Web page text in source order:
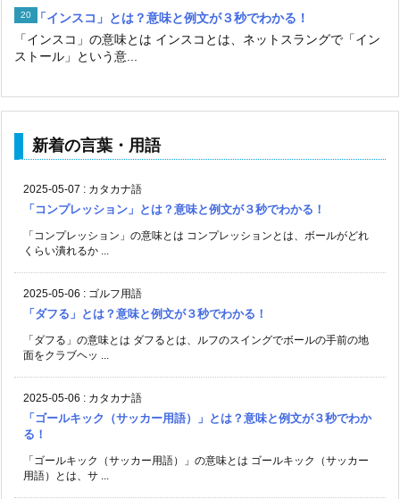
「インスコ」とは？意味と例文が３秒でわかる！
「インスコ」の意味とは インスコとは、ネットスラングで「イン
ストール」という意...
新着の言葉・用語
2025-05-07 : カタカナ語
「コンプレッション」とは？意味と例文が３秒でわかる！
「コンプレッション」の意味とは コンプレッションとは、ボールがどれ
くらい潰れるか ...
2025-05-06 : ゴルフ用語
「ダフる」とは？意味と例文が３秒でわかる！
「ダフる」の意味とは ダフるとは、ルフのスイングでボールの手前の地
面をクラブヘッ ...
2025-05-06 : カタカナ語
「ゴールキック（サッカー用語）」とは？意味と例文が３秒でわか
る！
「ゴールキック（サッカー用語）」の意味とは ゴールキック（サッカー
用語）とは、サ ...